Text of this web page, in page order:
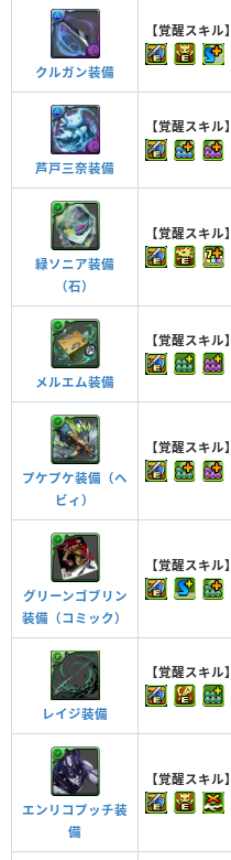
クルガン装備
【覚醒スキル】
芦戸三奈装備
【覚醒スキル】
緑ソニア装備
（石）
【覚醒スキル】
メルエム装備
【覚醒スキル】
プケプケ装備（ヘ
ビィ）
【覚醒スキル】
グリーンゴブリン
装備（コミック）
【覚醒スキル】
レイジ装備
【覚醒スキル】
エンリコプッチ装
備
【覚醒スキル】